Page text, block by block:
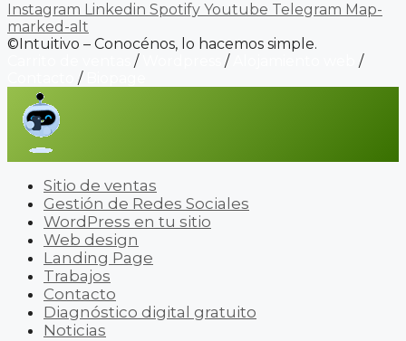
Instagram Linkedin Spotify Youtube Telegram Map-
marked-alt
©Intuitivo – Conocénos, lo hacemos simple.
/ /
/
/
Sitio de ventas
Gestión de Redes Sociales
WordPress en tu sitio
Web design
Landing Page
Trabajos
Contacto
Diagnóstico digital gratuito
Noticias